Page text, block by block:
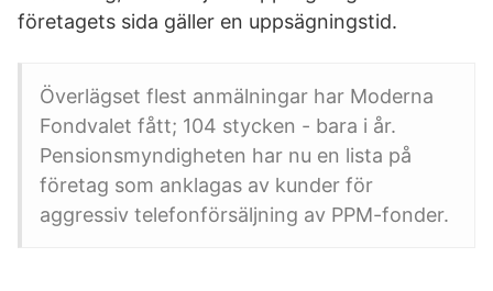
företagets sida gäller en uppsägningstid.
Överlägset flest anmälningar har Moderna
Fondvalet fått; 104 stycken - bara i år.
Pensionsmyndigheten har nu en lista på
företag som anklagas av kunder för
aggressiv telefonförsäljning av PPM-fonder.